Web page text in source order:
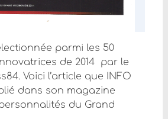
parmi les 50
de 2014 par le
Voici l’article que I
NFO
dans son magazine
du Grand